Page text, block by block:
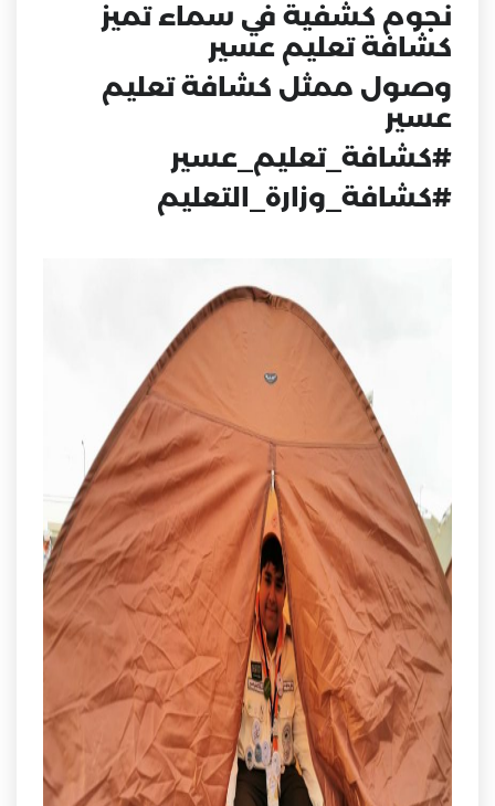
نجوم كشفية في سماء تميز
كشافة تعليم عسير
وصول ممثل كشافة تعليم
عسير
#كشافة_تعليم_عسير
#كشافة_وزارة_التعليم